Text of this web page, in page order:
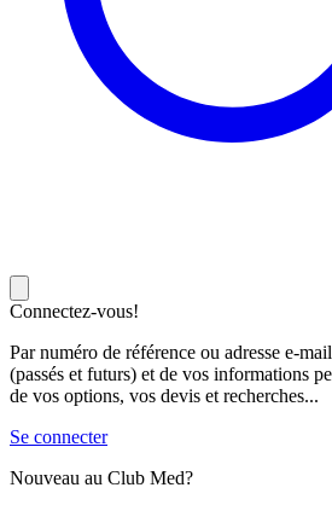
Connectez-vous!
Par numéro de référence ou adresse e-
(passés et futurs) et de vos informations
de vos options, vos devis et recherches...
Se connecter
Nouveau au Club Med?